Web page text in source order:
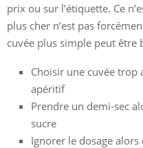
prix ou sur l’étiquette. Ce
plus cher n’est pas
cuvée plus simple peut être
Choisir une cuvée
apéritif
Prendre un demi-sec
sucre
Ignorer le dosage alors